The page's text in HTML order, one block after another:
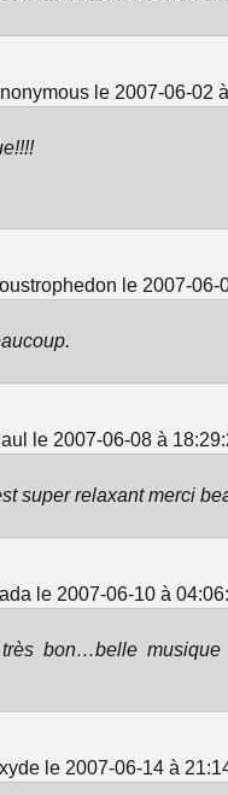
le 2007-06-02
le 2007-06-
le 2007-06-08 à
super relaxant merci
le 2007-06-10 à
bon…belle musique
le 2007-06-14 à